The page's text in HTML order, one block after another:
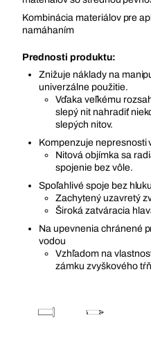
Kombinácia materiálov pre
namáhaním
Prednosti produktu:
Znižuje náklady na
univerzálne použitie.
Vďaka veľkému
slepý nit nahradiť
slepých nitov.
Kompenzuje nepresnosti
Nitová objímka sa
spojenie bez vôle.
Spoľahlivé spoje bez hluku
Zachytený uzavretý
Široká zatváracia
Na upevnenia chránené
vodou
Vzhľadom na
zámku zvyškového